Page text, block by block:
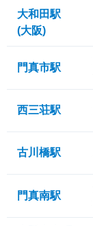
大和田駅
(大阪)
門真市駅
西三荘駅
古川橋駅
門真南駅